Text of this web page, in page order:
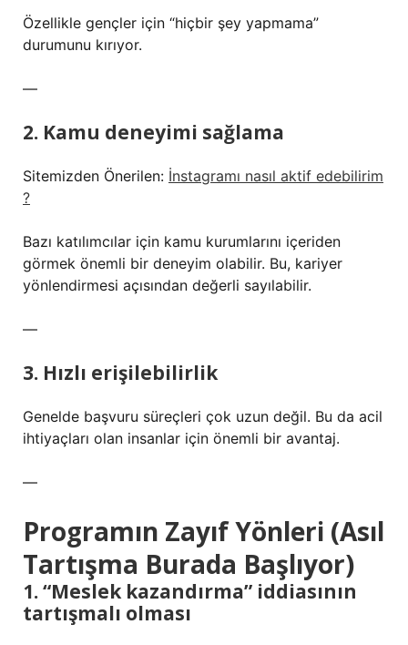
Özellikle gençler için “hiçbir şey yapmama”
durumunu kırıyor.
—
2. Kamu deneyimi sağlama
Sitemizden Önerilen: İnstagramı nasıl aktif edebilirim
?
Bazı katılımcılar için kamu kurumlarını içeriden
görmek önemli bir deneyim olabilir. Bu, kariyer
yönlendirmesi açısından değerli sayılabilir.
—
3. Hızlı erişilebilirlik
Genelde başvuru süreçleri çok uzun değil. Bu da acil
ihtiyaçları olan insanlar için önemli bir avantaj.
—
Programın Zayıf Yönleri (Asıl
Tartışma Burada Başlıyor)
1. “Meslek kazandırma” iddiasının
tartışmalı olması